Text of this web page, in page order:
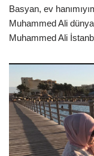
Basyan, ev
Muhammed Ali
Muhammed Ali